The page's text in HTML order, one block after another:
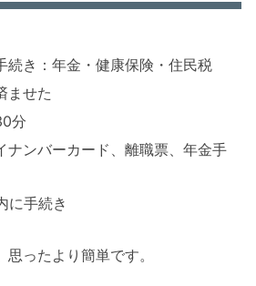
続き：年金・健康保険・住民税
ませた
分
ナンバーカード、離職票、年金手
に手続き
ったより簡単です。